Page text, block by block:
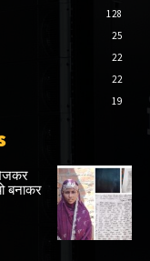
128
25
22
22
19
बनाकर